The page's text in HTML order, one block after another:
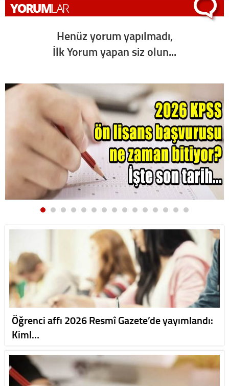
Henüz yorum yapılmadı,
İlk Yorum yapan siz olun...
Öğrenci affı 2026 Resmî Gazete’de yayımlandı:
Kiml…